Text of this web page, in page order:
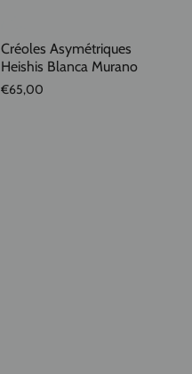
Créoles Asymétriques
Heishis Blanca Murano
€65,00